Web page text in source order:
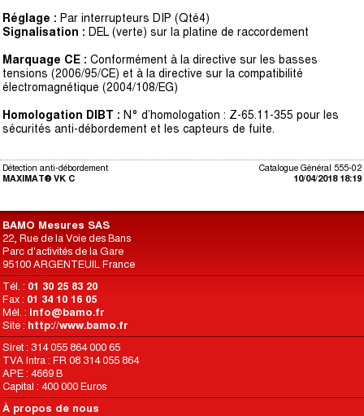
Réglage : Par interrupteurs DIP (Qté4)
Signalisation : DEL (verte) sur la platine de raccordement
Marquage CE : Conformément à la directive sur les basses
tensions (2006/95/CE) et à la directive sur la compatibilité
électromagnétique (2004/108/EG)
Homologation DIBT : N° d’homologation : Z-65.11-355 pour les
sécurités anti-débordement et les capteurs de fuite.
Catalogue Général 555-02
10/04/2018 18:19
Détection anti-débordement
MAXIMAT® VK C
BAMO Mesures SAS
22, Rue de la Voie des Bans
Parc d'activités de la Gare
95100 ARGENTEUIL France
Tél. : 01 30 25 83 20
Fax : 01 34 10 16 05
Mél. : info@bamo.fr
Site : http://www.bamo.fr
Siret : 314 055 864 000 65
TVA Intra : FR 08 314 055 864
APE : 4669 B
Capital : 400 000 Euros
À propos de nous